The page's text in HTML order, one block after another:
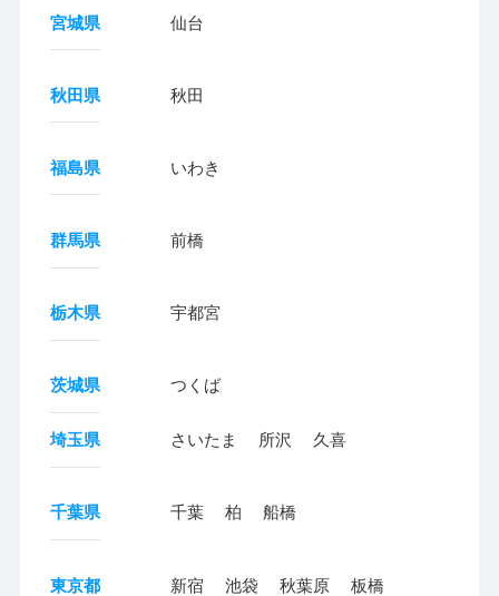
宮城県 仙台
秋田県 秋田
福島県 いわき
群馬県 前橋
栃木県 宇都宮
茨城県 つくば
埼玉県 さいたま 所沢 久喜
千葉県 千葉 柏 船橋
東京都 新宿 池袋 秋葉原 板橋